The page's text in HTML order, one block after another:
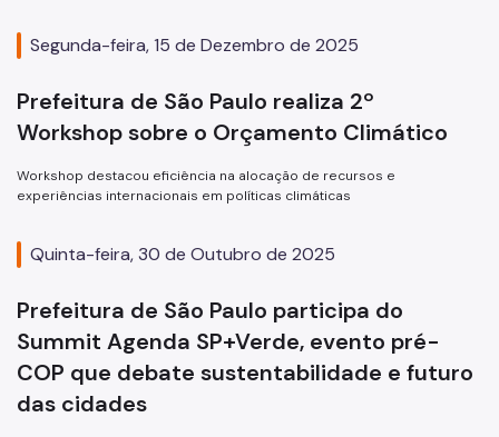
Segunda-feira, 15 de Dezembro de 2025
Prefeitura de São Paulo realiza 2º
Workshop sobre o Orçamento Climático
Workshop destacou eficiência na alocação de recursos e
experiências internacionais em políticas climáticas
Quinta-feira, 30 de Outubro de 2025
Prefeitura de São Paulo participa do
Summit Agenda SP+Verde, evento pré-
COP que debate sustentabilidade e futuro
das cidades